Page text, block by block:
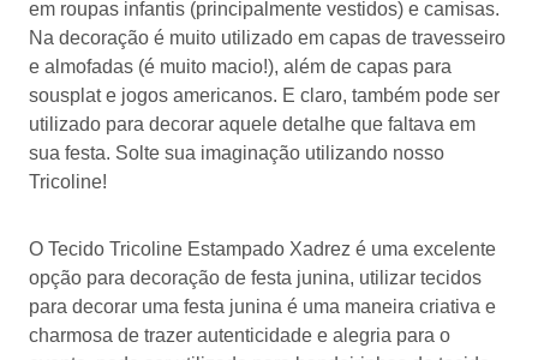
em roupas infantis (principalmente vestidos) e camisas.
Na decoração é muito utilizado em capas de travesseiro
e almofadas (é muito macio!), além de capas para
sousplat e jogos americanos. E claro, também pode ser
utilizado para decorar aquele detalhe que faltava em
sua festa. Solte sua imaginação utilizando nosso
Tricoline!
O Tecido Tricoline Estampado Xadrez é uma excelente
opção para decoração de festa junina, utilizar tecidos
para decorar uma festa junina é uma maneira criativa e
charmosa de trazer autenticidade e alegria para o